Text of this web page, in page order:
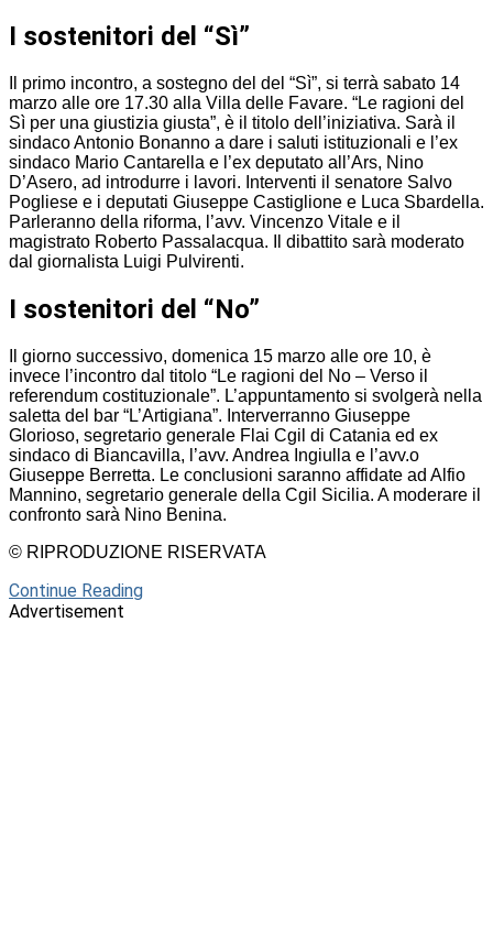
I sostenitori del “Sì”
Il primo incontro, a sostegno del del “Sì”, si terrà sabato 14
marzo alle ore 17.30 alla Villa delle Favare. “Le ragioni del
Sì per una giustizia giusta”, è il titolo dell’iniziativa. Sarà il
sindaco Antonio Bonanno a dare i saluti istituzionali e l’ex
sindaco Mario Cantarella e l’ex deputato all’Ars, Nino
D’Asero, ad introdurre i lavori. Interventi il senatore Salvo
Pogliese e i deputati Giuseppe Castiglione e Luca Sbardella.
Parleranno della riforma, l’avv. Vincenzo Vitale e il
magistrato Roberto Passalacqua. Il dibattito sarà moderato
dal giornalista Luigi Pulvirenti.
I sostenitori del “No”
Il giorno successivo, domenica 15 marzo alle ore 10, è
invece l’incontro dal titolo “Le ragioni del No – Verso il
referendum costituzionale”. L’appuntamento si svolgerà nella
saletta del bar “L’Artigiana”. Interverranno Giuseppe
Glorioso, segretario generale Flai Cgil di Catania ed ex
sindaco di Biancavilla, l’avv. Andrea Ingiulla e l’avv.o
Giuseppe Berretta. Le conclusioni saranno affidate ad Alfio
Mannino, segretario generale della Cgil Sicilia. A moderare il
confronto sarà Nino Benina.
© RIPRODUZIONE RISERVATA
Continue Reading
Advertisement